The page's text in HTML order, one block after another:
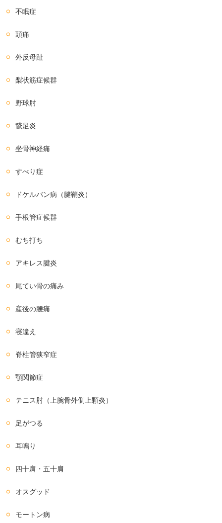
不眠症
頭痛
外反母趾
梨状筋症候群
野球肘
鵞足炎
坐骨神経痛
すべり症
ドケルバン病（腱鞘炎）
手根管症候群
むち打ち
アキレス腱炎
尾てい骨の痛み
産後の腰痛
寝違え
脊柱管狭窄症
顎関節症
テニス肘（上腕骨外側上顆炎）
足がつる
耳鳴り
四十肩・五十肩
オスグッド
モートン病